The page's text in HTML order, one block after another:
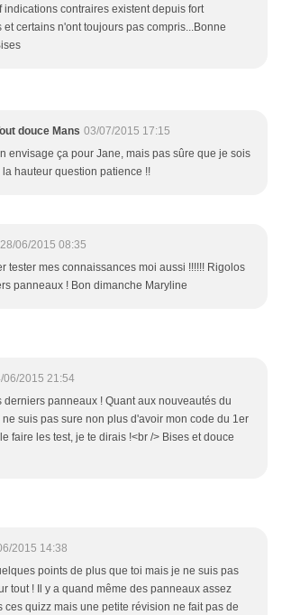
indications contraires existent depuis fort
et certains n'ont toujours pas compris...Bonne
douce Mans 03/07/2015 17:15
envisage ça pour Jane, mais pas sûre que je sois
la hauteur question patience !!
28/06/2015 08:35
tester mes connaissances moi aussi !!!!!! Rigolos
panneaux ! Bon dimanche Maryline
06/2015 21:54
derniers panneaux ! Quant aux nouveautés du
ne suis pas sure non plus d'avoir mon code du 1er
faire les test, je te dirais !<br /> Bises et douce
2015 14:38
points de plus que toi mais je ne suis pas
tout ! Il y a quand même des panneaux assez
ces quizz mais une petite révision ne fait pas de